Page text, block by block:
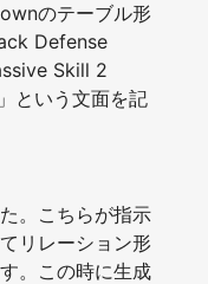
のテーブル形
Defense
Skill 2
という文面を記
。こちらが指示
リレーション形
。この時に生成